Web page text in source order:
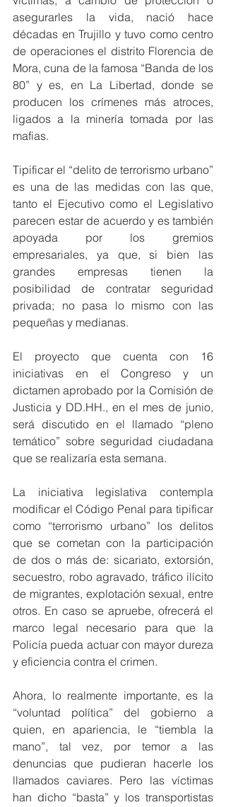
asegurarles la vida, nació hace
décadas en Trujillo y tuvo como centro
de operaciones el distrito Florencia de
Mora, cuna de la famosa “Banda de los
80” y es, en La Libertad, donde se
producen los crímenes más atroces,
ligados a la minería tomada por las
mafias.
Tipificar el “delito de terrorismo urbano”
es una de las medidas con las que,
tanto el Ejecutivo como el Legislativo
parecen estar de acuerdo y es también
apoyada por los gremios
empresariales, ya que, si bien las
grandes empresas tienen la
posibilidad de contratar seguridad
privada; no pasa lo mismo con las
pequeñas y medianas.
El proyecto que cuenta con 16
iniciativas en el Congreso y un
dictamen aprobado por la Comisión de
Justicia y DD.HH., en el mes de junio,
será discutido en el llamado “pleno
temático” sobre seguridad ciudadana
que se realizaría esta semana.
La iniciativa legislativa contempla
modificar el Código Penal para tipificar
como “terrorismo urbano” los delitos
que se cometan con la participación
de dos o más de: sicariato, extorsión,
secuestro, robo agravado, tráfico ilícito
de migrantes, explotación sexual, entre
otros. En caso se apruebe, ofrecerá el
marco legal necesario para que la
Policía pueda actuar con mayor dureza
y eficiencia contra el crimen.
Ahora, lo realmente importante, es la
“voluntad política” del gobierno a
quien, en apariencia, le “tiembla la
mano”, tal vez, por temor a las
denuncias que pudieran hacerle los
llamados caviares. Pero las víctimas
han dicho “basta” y los transportistas